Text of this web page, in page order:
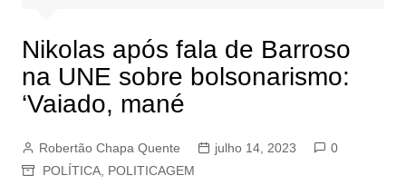
Nikolas após fala de Barroso
na UNE sobre bolsonarismo:
‘Vaiado, mané
Robertão Chapa Quente julho 14, 2023
0
POLÍTICA, POLITICAGEM